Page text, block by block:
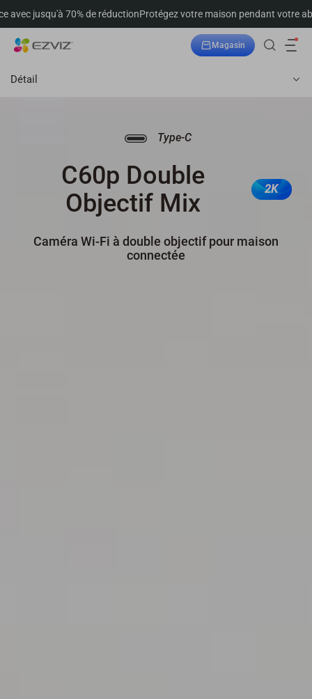
de réductionProtégez votre maison pendant votre absence avec
Magasin
Détail
Type-C
C60p Double
Objectif Mix
2K
Caméra Wi-Fi à double objectif pour maison
connectée